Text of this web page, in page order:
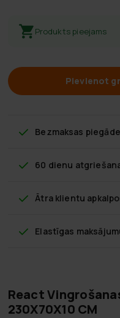
Produkts pieejams
Pievienot
Bezmaksas piegāde
60 dienu
Ātra klientu
Elastīgas
React
230X70X10 CM